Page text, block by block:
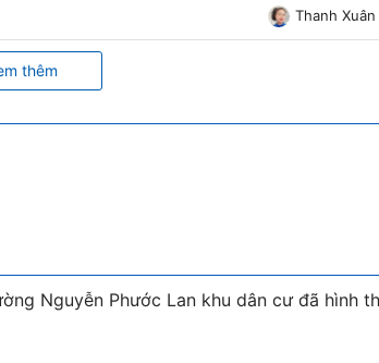
Thanh Xuân
thêm
Nguyễn Phước Lan khu dân cư đã hình